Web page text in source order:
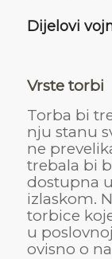
Dijelovi
Vrste torbi
Torba bi
nju stanu
ne
trebala bi
dostupna
izlaskom.
torbice
u
ovisno o